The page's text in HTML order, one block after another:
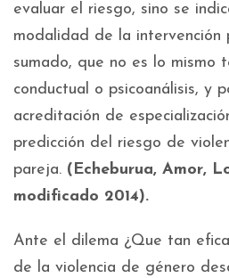
evaluar el riesgo, sino se
modalidad de la intervención
sumado, que no es lo mismo
conductual o psicoanálisis, y
acreditación de
predicción del riesgo de
pareja. (Echeburua, Amor,
modificado 2014).
Ante el dilema ¿Que tan
de la violencia de género